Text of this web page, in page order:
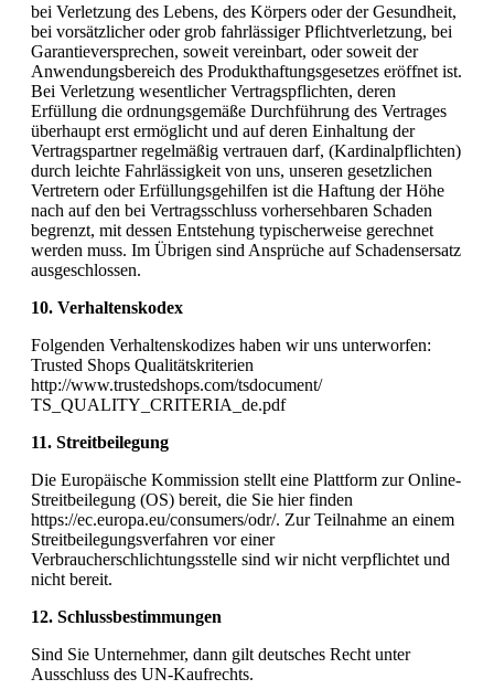
bei Verletzung des Lebens, des Körpers oder der Gesundheit,
bei vorsätzlicher oder grob fahrlässiger Pflichtverletzung, bei
Garantieversprechen, soweit vereinbart, oder soweit der
Anwendungsbereich des Produkthaftungsgesetzes eröffnet ist.
Bei Verletzung wesentlicher Vertragspflichten, deren
Erfüllung die ordnungsgemäße Durchführung des Vertrages
überhaupt erst ermöglicht und auf deren Einhaltung der
Vertragspartner regelmäßig vertrauen darf, (Kardinalpflichten)
durch leichte Fahrlässigkeit von uns, unseren gesetzlichen
Vertretern oder Erfüllungsgehilfen ist die Haftung der Höhe
nach auf den bei Vertragsschluss vorhersehbaren Schaden
begrenzt, mit dessen Entstehung typischerweise gerechnet
werden muss. Im Übrigen sind Ansprüche auf Schadensersatz
ausgeschlossen.
10. Verhaltenskodex
Folgenden Verhaltenskodizes haben wir uns unterworfen:
Trusted Shops Qualitätskriterien
http://www.trustedshops.com/tsdocument/
TS_QUALITY_CRITERIA_de.pdf
11. Streitbeilegung
Die Europäische Kommission stellt eine Plattform zur Online-
Streitbeilegung (OS) bereit, die Sie hier finden
https://ec.europa.eu/consumers/odr/. Zur Teilnahme an einem
Streitbeilegungsverfahren vor einer
Verbraucherschlichtungsstelle sind wir nicht verpflichtet und
nicht bereit.
12. Schlussbestimmungen
Sind Sie Unternehmer, dann gilt deutsches Recht unter
Ausschluss des UN-Kaufrechts.